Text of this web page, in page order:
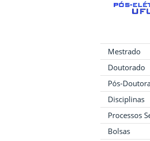
Mestrado
Doutorado
Pós-
Disciplinas
Processos
Bolsas